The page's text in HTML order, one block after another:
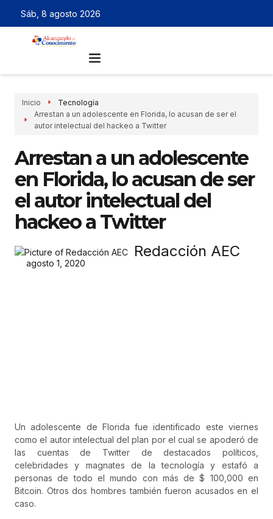
Sáb, 8 agosto 2026
Inicio
Tecnología
Arrestan a un adolescente en Florida, lo acusan de ser el
autor intelectual del hackeo a Twitter
Arrestan a un adolescente
en Florida, lo acusan de ser
el autor intelectual del
hackeo a Twitter
Redacción AEC
agosto 1, 2020
Un adolescente de Florida fue identificado este viernes
como el autor intelectual del plan por el cual se apoderó de
las cuentas de Twitter de destacados políticos,
celebridades y magnates de la tecnología y estafó a
personas de todo el mundo con más de $ 100,000 en
Bitcoin. Otros dos hombres también fueron acusados ​​en el
caso.